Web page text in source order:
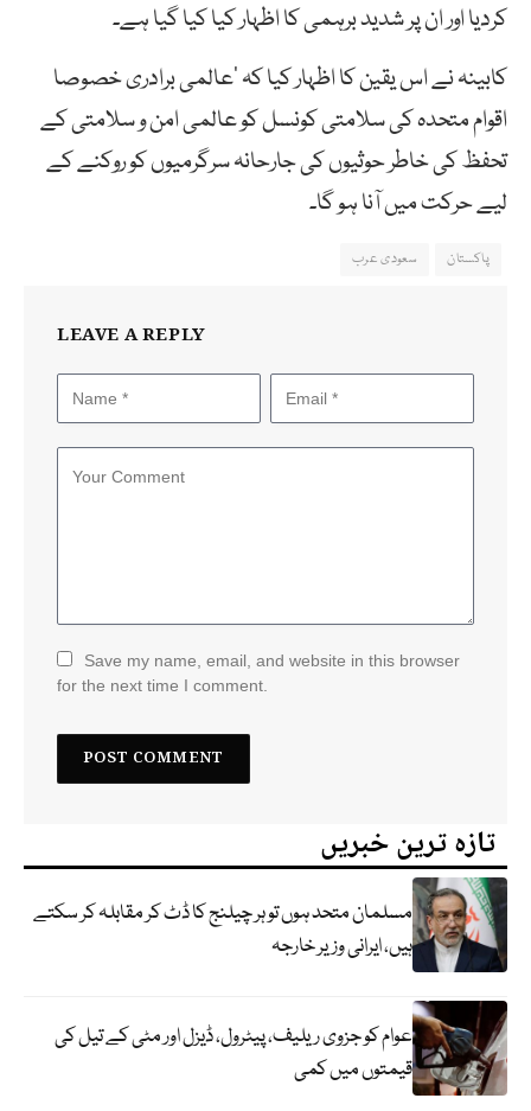
کردیااورانپرشدیدبرہمیکااظہارکیاکیاگیاہے۔
کابینہنےاسیقینکااظہارکیاکہ’عالمیبرادریخصوصا
اقواممتحدہکیسلامتیکونسلکوعالمیامنوسلامتیکے
تحفظکیخاطرحوثیوںکیجارحانہسرگرمیوںکوروکنےکے
لیےحرکتمیںآناہو گا۔
پاکستان سعودی عرب
LEAVE A REPLY
Save my name, email, and website in this browser
for the next time I comment.
تازہ ترین خبریں
مسلمان متحد ہوں تو ہر چیلنج کا ڈٹ کر مقابلہ کر سکتے
ہیں، ایرانی وزیر خارجہ
عوام کو جزوی ریلیف، پیٹرول، ڈیزل اور مٹی کے تیل کی
قیمتوں میں کمی